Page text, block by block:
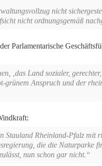
nicht
nicht ordnungsgemäß
Parlamentarische
‚das Land sozialer,
grünem Anspruch und der
Stauland Rheinland-Pfalz mit
die die Naturparke
nun schon gar nicht.“